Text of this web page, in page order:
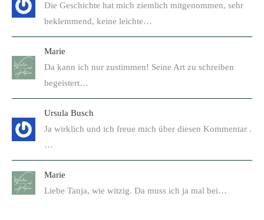
Die Geschichte hat mich ziemlich mitgenommen, sehr
beklemmend, keine leichte…
Marie
Da kann ich nur zustimmen! Seine Art zu schreiben
begeistert…
Ursula Busch
Ja wirklich und ich freue mich über diesen Kommentar .
…
Marie
Liebe Tanja, wie witzig. Da muss ich ja mal bei…